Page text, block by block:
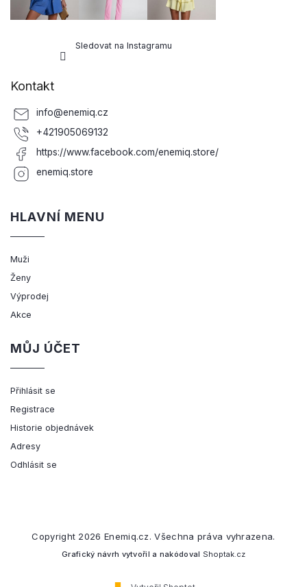
Sledovat na Instagramu
Kontakt
info@enemiq.cz
+421905069132
https://www.facebook.com/enemiq.store/
enemiq.store
HLAVNÍ MENU
Muži
Ženy
Výprodej
Akce
MŮJ ÚČET
Přihlásit se
Registrace
Historie objednávek
Adresy
Odhlásit se
Copyright 2026 Enemiq.cz. Všechna práva vyhrazena.
Grafický návrh vytvořil a nakódoval Shoptak.cz